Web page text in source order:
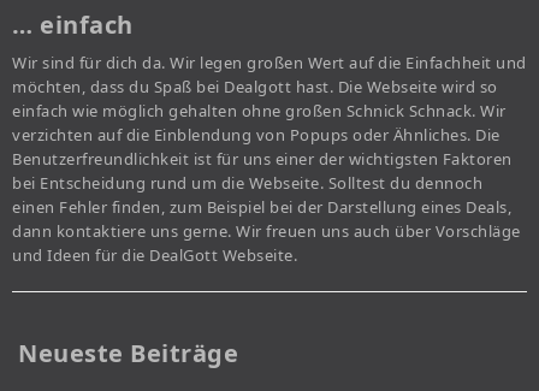
… einfach
Wir sind für dich da. Wir legen großen Wert auf die Einfachheit und
möchten, dass du Spaß bei Dealgott hast. Die Webseite wird so
einfach wie möglich gehalten ohne großen Schnick Schnack. Wir
verzichten auf die Einblendung von Popups oder Ähnliches. Die
Benutzerfreundlichkeit ist für uns einer der wichtigsten Faktoren
bei Entscheidung rund um die Webseite. Solltest du dennoch
einen Fehler finden, zum Beispiel bei der Darstellung eines Deals,
dann kontaktiere uns gerne. Wir freuen uns auch über Vorschläge
und Ideen für die DealGott Webseite.
Neueste Beiträge